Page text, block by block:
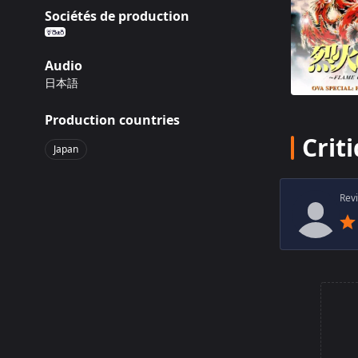
Sociétés de production
Audio
日本語
Production countries
Japan
marché de
sur cette
menace
News
ciblé pour
News
L’OAV
“Uruha”,
News
: Anime